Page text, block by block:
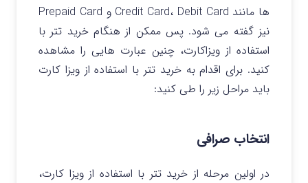
ها مانند
Credit Card، Debit Card و Prepaid Card
نیز گفته می شود. پس ممکن از هنگام خرید تتر با
استفاده از ویزاکارت، چنین عبارت هایی را مشاهده
کنید. برای اقدام به خرید تتر با استفاده از ویزا کارت
باید مراحل زیر را طی کنید:
انتخاب صرافی
در اولین مرحله از خرید تتر با استفاده از ویزا کارت،